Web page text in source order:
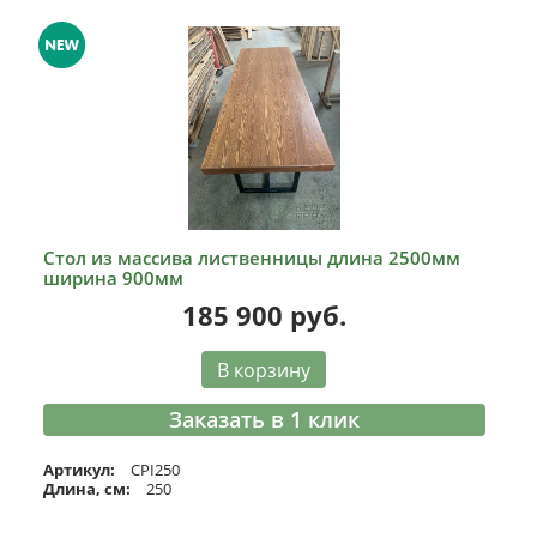
Стол из массива лиственницы длина 2500мм
ширина 900мм
185 900 руб.
В корзину
Заказать в 1 клик
Артикул:
CPI250
Длина, см:
250